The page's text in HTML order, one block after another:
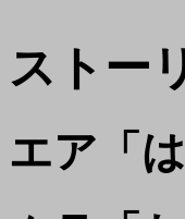
ストー
エア「